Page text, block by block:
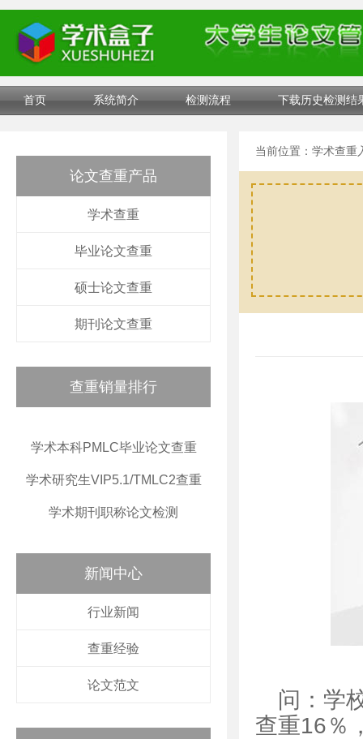
首页 系统简介 检测流程 下载历史检测结
论文查重产品
学术查重
毕业论文查重
硕士论文查重
期刊论文查重
查重销量排行
学术本科PMLC毕业论文查重
学术研究生VIP5.1/TMLC2查重
学术期刊职称论文检测
新闻中心
行业新闻
查重经验
论文范文
当前位置： 学术查重
问：学
查重16％